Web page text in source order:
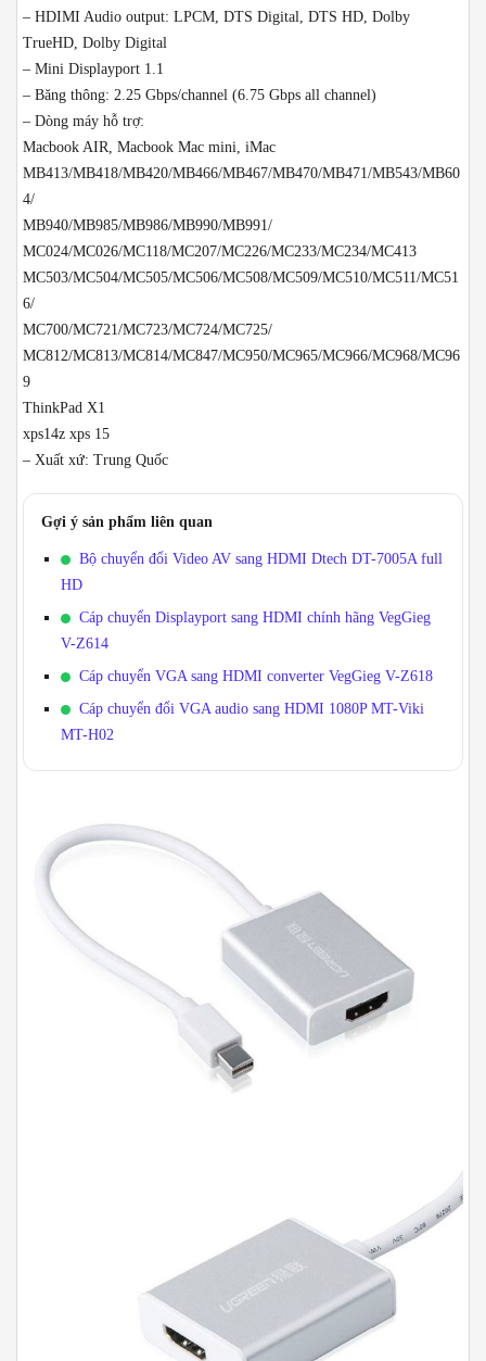
– HDIMI Audio output: LPCM, DTS Digital, DTS HD, Dolby
TrueHD, Dolby Digital
– Mini Displayport 1.1
– Băng thông: 2.25 Gbps/channel (6.75 Gbps all channel)
– Dòng máy hỗ trợ:
Macbook AIR, Macbook Mac mini, iMac
MB413/MB418/MB420/MB466/MB467/MB470/MB471/MB543/MB60
4/
MB940/MB985/MB986/MB990/MB991/
MC024/MC026/MC118/MC207/MC226/MC233/MC234/MC413
MC503/MC504/MC505/MC506/MC508/MC509/MC510/MC511/MC51
6/
MC700/MC721/MC723/MC724/MC725/
MC812/MC813/MC814/MC847/MC950/MC965/MC966/MC968/MC96
9
ThinkPad X1
xps14z xps 15
– Xuất xứ: Trung Quốc
Gợi ý sản phẩm liên quan
Bộ chuyển đổi Video AV sang HDMI Dtech DT-7005A full
HD
Cáp chuyển Displayport sang HDMI chính hãng VegGieg
V-Z614
Cáp chuyển VGA sang HDMI converter VegGieg V-Z618
Cáp chuyển đổi VGA audio sang HDMI 1080P MT-Viki
MT-H02